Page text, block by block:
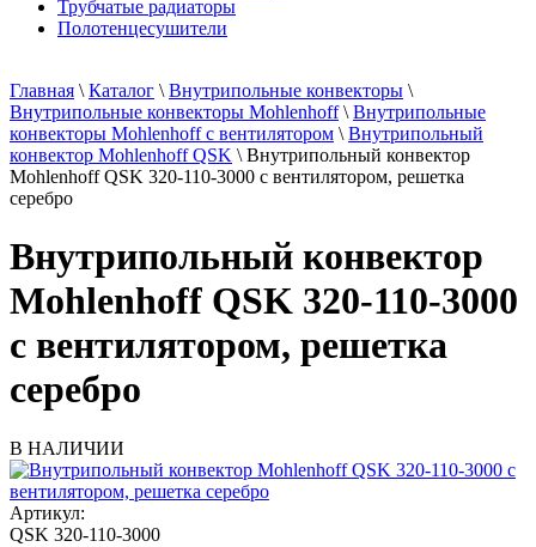
Трубчатые радиаторы
Полотенцесушители
Главная \ Каталог \ Внутрипольные конвекторы \
Внутрипольные конвекторы Mohlenhoff\ Внутрипольные
конвекторы Mohlenhoff с вентилятором \ Внутрипольный
конвектор Mohlenhoff QSK \ Внутрипольный конвектор
Mohlenhoff QSK 320-110-3000 с вентилятором, решетка
серебро
Внутрипольный конвектор
Mohlenhoff QSK 320-110-3000
с вентилятором, решетка
серебро
В НАЛИЧИИ
Артикул:
QSK 320-110-3000